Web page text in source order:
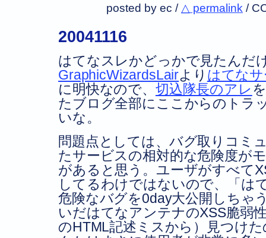
posted by ec / △ permalink /
20041116
はてなスレかどっかで見たんだ
GraphicWizardsLairより はてな
に明快なので、 切込隊長のアレ
たブログ全部にここからのトラ
いな。
問題点としては、バグ取りコミ
たサービスの相対的な危険度が
があると思う。ユーザがすべて
してるわけではないので、「は
危険なバグを0day大公開しちゃ
いだはてなアンテナのXSS脆弱
のHTML記述ミスから）見つけ